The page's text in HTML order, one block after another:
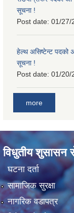
सूचना !
Post date: 01/27/
हेल्थ असिष्टेन्ट पदको
सूचना !
Post date: 01/20/
more
विधुतीय शुसासन
घटना दर्ता
सामाजिक सुरक्षा
नागरिक वडापत्र